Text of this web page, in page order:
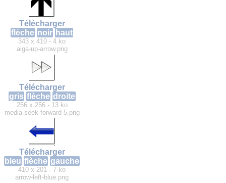
Télécharger
flèche noir haut
343 x 410 - 4 ko
aiga-up-arrow.png
Télécharger
gris flèche droite
256 x 256 - 13 ko
media-seek-forward-5.png
Télécharger
bleu flèche gauche
410 x 201 - 7 ko
arrow-left-blue.png